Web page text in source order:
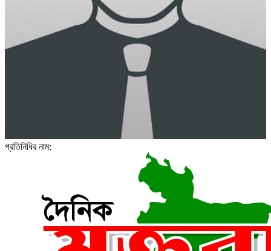
প্রতিনিধির নাম: